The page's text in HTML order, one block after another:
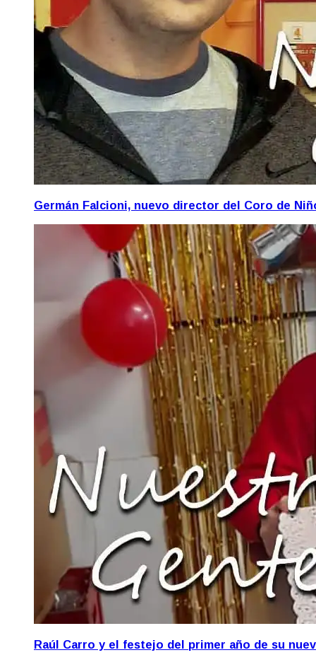
Germán Falcioni, nuevo director del Coro de
Raúl Carro y el festejo del primer año de su